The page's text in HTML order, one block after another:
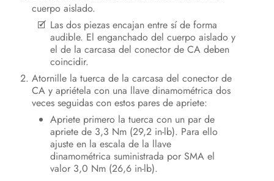
cuerpo aislado.
Las dos piezas encajan entre sí de forma
audible. El enganchado del cuerpo aislado y
el de la carcasa del conector de CA deben
coincidir.
Atornille la tuerca de la carcasa del conector de
CA y apriétela con una llave dinamométrica dos
veces seguidas con estos pares de apriete:
Apriete primero la tuerca con un par de
apriete de 3,3 Nm (29,2 in-lb). Para ello
ajuste en la escala de la llave
dinamométrica suministrada por SMA el
valor 3,0 Nm (26,6 in-lb).